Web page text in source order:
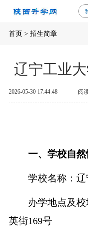
首页> 招生简章
辽宁工业
2026-05-30 17:44:48 阅
一、 学校自
学校名称：
办学地点及
英街169号